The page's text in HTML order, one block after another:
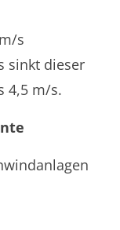
s
sinkt dieser
4,5 m/s.